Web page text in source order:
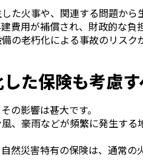
た火事や、関連する問題から
費用が補償され、財政的な負
の老朽化による事故のリス
た保険も考慮す
の影響は甚大です。
、豪雨などが頻繁に発生す
然災害特有の保険は、通常